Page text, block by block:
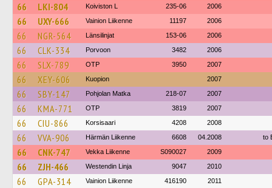
66 LKI-804 Koiviston L 235-06 2006
66 UXY-666 Vainion Liikenne 11197 2006
66 NGR-564 Länsilinjat 153-06 2006
66 CLK-334 Porvoon 3482 2006
66 SLX-789 OTP 3950 2007
66 XEY-606 Kuopion 2007
66 SBY-147 Pohjolan Matka 218-07 2007
66 KMA-771 OTP 3819 2007
66 CIU-866 Korsisaari 4208 2008
66 VVA-906 Härmän Liikenne 6608 04.2008 to
66 CNK-747 Vekka Liikenne S090027 2009
66 ZJH-466 Westendin Linja 9047 2010
66 GPA-314 Vainion Liikenne 416190 2011